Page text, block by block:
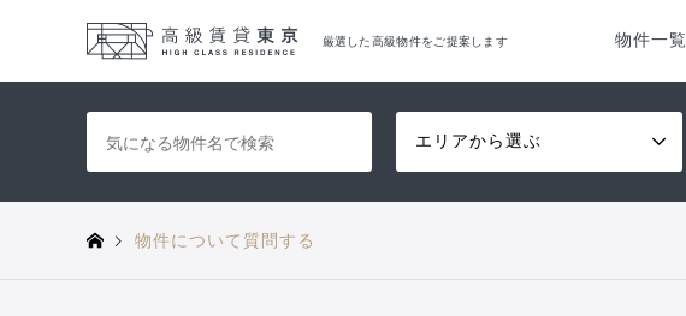
厳選した高級物件をご提案します 物件一覧
エリアから選ぶ
物件について質問する